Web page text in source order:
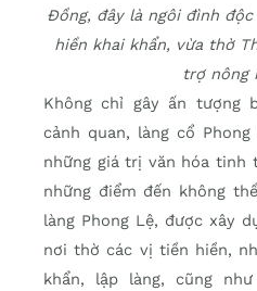
Đồng, đây là ngôi đình
hiền khai khẩn, vừa thờ
trợ nông
Không chỉ gây ấn tượng
cảnh quan, làng cổ
những giá trị văn hóa tinh
những điểm đến không
làng Phong Lệ, được xây
nơi thờ các vị tiền hiền,
khẩn, lập làng, cũng